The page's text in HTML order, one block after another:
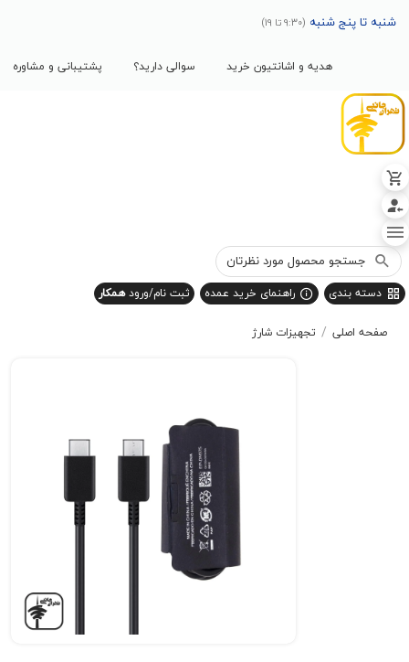
شنبه
هدیه و اشانتیون خرید سوالی دارید؟ پشتیبانی و مشاوره
راهنمای خرید عمده ثبت نام/ورودهمکار
/ تجهیزات شارژ